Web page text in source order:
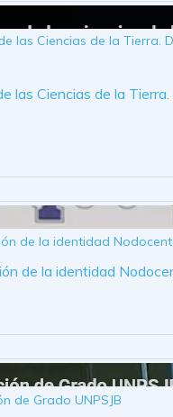
las Ciencias de la Tierra.
de la identidad